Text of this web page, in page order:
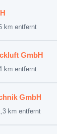
km entfernt
GmbH
km entfernt
GmbH
km entfernt